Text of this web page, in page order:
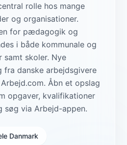
rolle hos mange
og organisationer.
for pædagogik og
i både kommunale og
samt skoler. Nye
fra danske arbejdsgivere
Åbn et opslag
opgaver, kvalifikationer
via Arbejd-appen.
Danmark